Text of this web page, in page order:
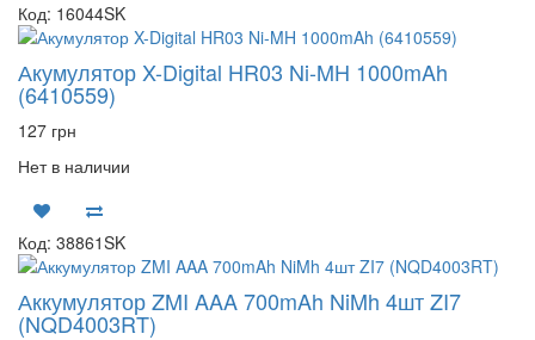
Код: 16044SK
Акумулятор X-Digital HR03 Ni-MH 1000mAh
(6410559)
127 грн
Нет в наличии
Код: 38861SK
Аккумулятор ZMI AAA 700mAh NiMh 4шт ZI7
(NQD4003RT)